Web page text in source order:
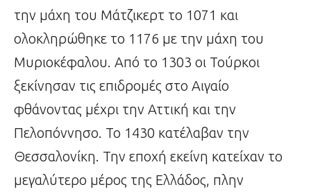
την μάχη του Μάτζικερτ το 1071 και
ολοκληρώθηκε το 1176 με την μάχη του
Μυριοκέφαλου. Από το 1303 οι Τούρκοι
ξεκίνησαν τις επιδρομές στο Αιγαίο
φθάνοντας μέχρι την Αττική και την
Πελοπόννησο. Το 1430 κατέλαβαν την
Θεσσαλονίκη. Την εποχή εκείνη κατείχαν το
μεγαλύτερο μέρος της Ελλάδος, πλην